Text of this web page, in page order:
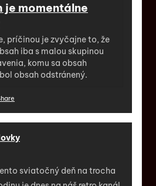
je momentálne
príčinou je zvyčajne to, že
iba s malou skupinou
komu sa obsah
obsah odstránený.
sviatočný deň na trocha